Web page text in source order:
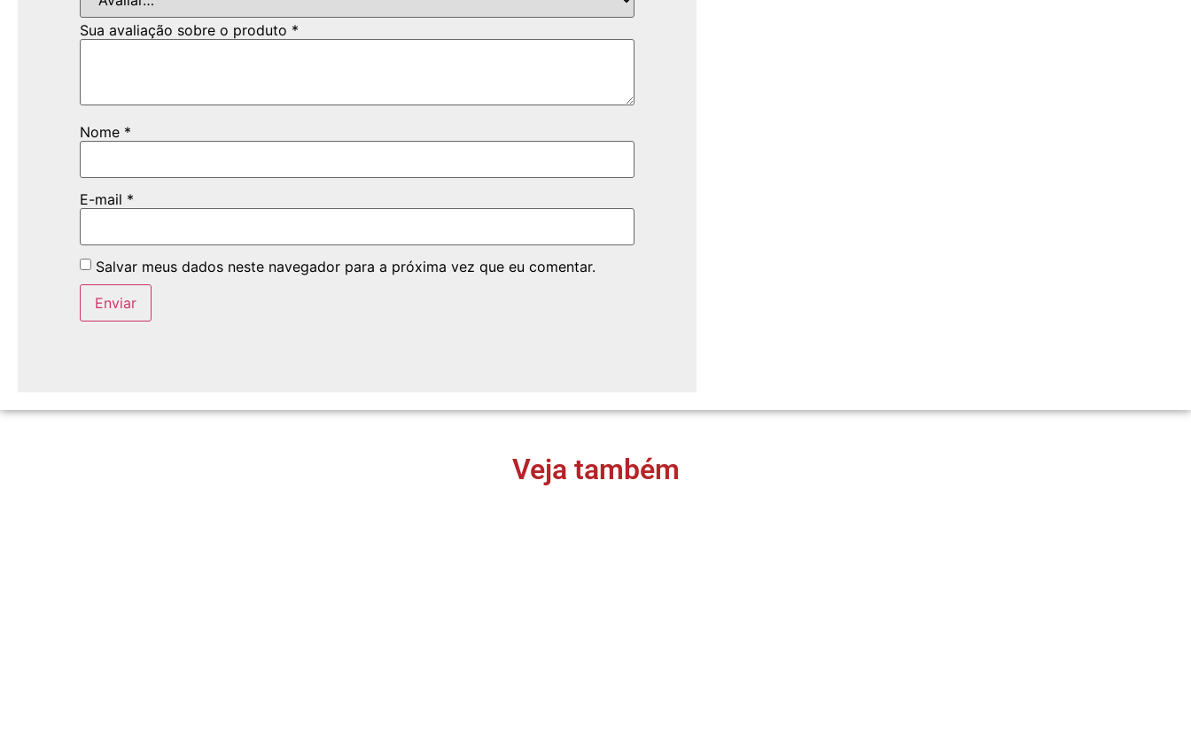
Sua avaliação sobre o produto *
Nome *
E-mail *
Salvar meus dados neste navegador para a próxima vez que eu comentar.
Veja também